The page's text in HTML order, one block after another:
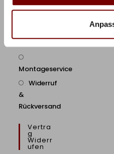
B2B/Geschäftskunden
Montageservice
Widerruf
&
Rückversand
Vertra
G
Widerr
Ufen